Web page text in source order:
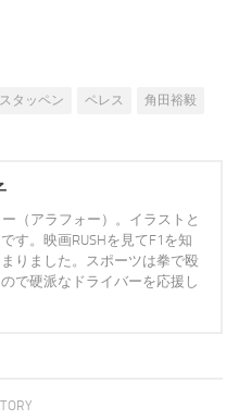
タッペン ペレス 角田裕毅
（アラフォー）。イラストと
す。映画RUSHを見てF1を知
りました。スポーツは拳で殴
で硬派なドライバーを応援し